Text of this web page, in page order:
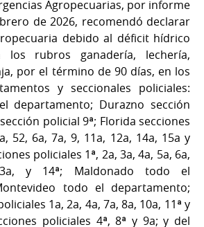
Agropecuarias, por informe
de 2026, recomendó declarar
debido al déficit hídrico
los rubros ganadería, lechería,
por el término de 90 días, en los
y seccionales policiales:
departamento; Durazno sección
policial 9ª; Florida secciones
52, 6a, 7a, 9, 11a, 12a, 14a, 15a y
policiales 1ª, 2a, 3a, 4a, 5a, 6a,
y 14ª; Maldonado todo el
todo el departamento;
1a, 2a, 4a, 7a, 8a, 10a, 11ª y
policiales 4ª, 8ª y 9a; y del